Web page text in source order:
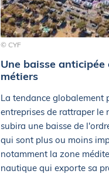
© CYF
Une baisse
métiers
La tendance globalement
entreprises de rattraper le
subira une baisse de
qui sont plus ou moins
notamment la zone
nautique qui exporte sa